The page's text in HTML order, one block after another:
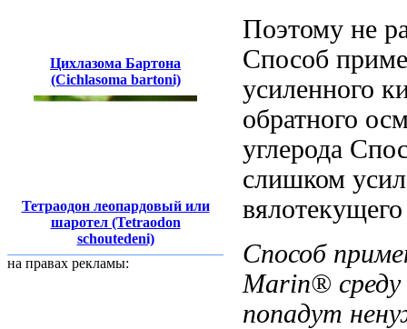
Цихлазома Бартона
(Cichlasoma bartoni)
Тетраодон леопардовый или
шаротел (Tetraodon
schoutedeni)
на правах рекламы:
Поэтому не
Способ
усиленного
обратного
углерода
слишком
Способ
Marin®
попадут